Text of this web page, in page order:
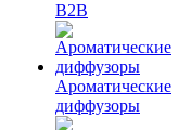
B2B
Ароматические
диффузоры